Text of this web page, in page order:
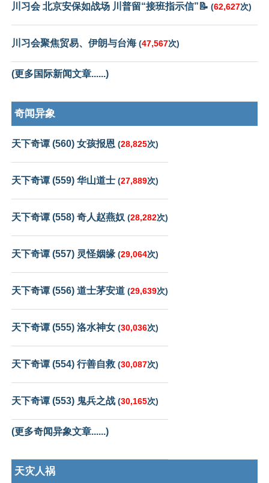
川习会 北京安保如战场 川普留“接班指示信”📝 (62,627次)
川习会聚焦贸易、伊朗与台海 (47,567次)
(更多国际新闻文章......)
奇闻异象
天下奇谭 (560) 女孩报恩 (28,825次)
天下奇谭 (559) 华山道士 (27,889次)
天下奇谭 (558) 奇人赵燕奴 (28,282次)
天下奇谭 (557) 灵怪姻缘 (29,064次)
天下奇谭 (556) 道士茅安道 (29,639次)
天下奇谭 (555) 洛水神女 (30,036次)
天下奇谭 (554) 行善自救 (30,087次)
天下奇谭 (553) 鬼兵之战 (30,165次)
(更多奇闻异象文章......)
天灾人祸